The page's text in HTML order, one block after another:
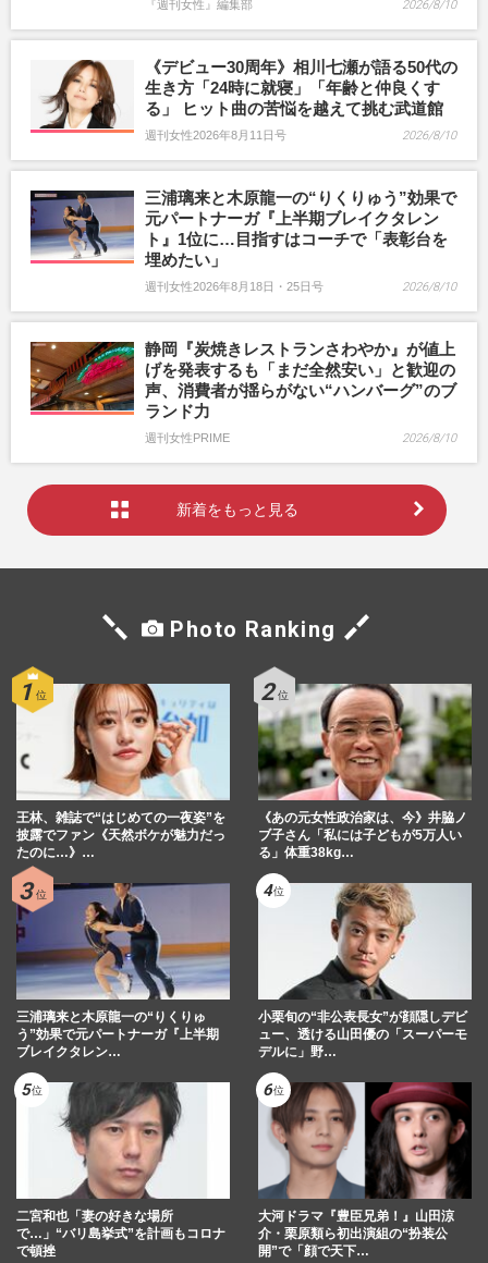
『週刊女性』編集部 2026/8/10
《デビュー30周年》相川七瀬が語る50代の
生き方「24時に就寝」「年齢と仲良くす
る」 ヒット曲の苦悩を越えて挑む武道館
週刊女性2026年8月11日号 2026/8/10
三浦璃来と木原龍一の“りくりゅう”効果で
元パートナーガ『上半期ブレイクタレン
ト』1位に…目指すはコーチで「表彰台を
埋めたい」
週刊女性2026年8月18日・25日号 2026/8/10
静岡『炭焼きレストランさわやか』が値上
げを発表するも「まだ全然安い」と歓迎の
声、消費者が揺らがない“ハンバーグ”のブ
ランド力
週刊女性PRIME 2026/8/10
新着をもっと見る
Photo Ranking
王林、雑誌で“はじめての一夜姿”を
披露でファン《天然ボケが魅力だっ
たのに…》…
《あの元女性政治家は、今》井脇ノ
ブ子さん「私には子どもが5万人い
る」体重38kg…
三浦璃来と木原龍一の“りくりゅ
う”効果で元パートナーガ『上半期
ブレイクタレン…
小栗旬の“非公表長女”が顔隠しデビ
ュー、透ける山田優の「スーパーモ
デルに」野…
二宮和也「妻の好きな場所
で…」“バリ島挙式”を計画もコロナ
で頓挫
大河ドラマ『豊臣兄弟！』山田涼
介・栗原類ら初出演組の“扮装公
開”で「顔で天下…